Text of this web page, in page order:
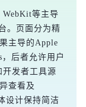
等主导
。页面分为精
主导的Apple
后者允许用户
开发者工具源
查看及
设计保持简洁